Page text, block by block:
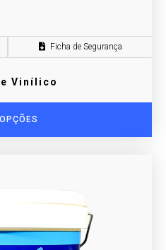
Ficha de Segurança
Vinílico